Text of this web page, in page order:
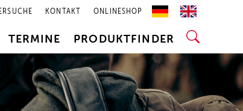
KONTAKT ONLINESHOP
TERMINE PRODUKTFINDER